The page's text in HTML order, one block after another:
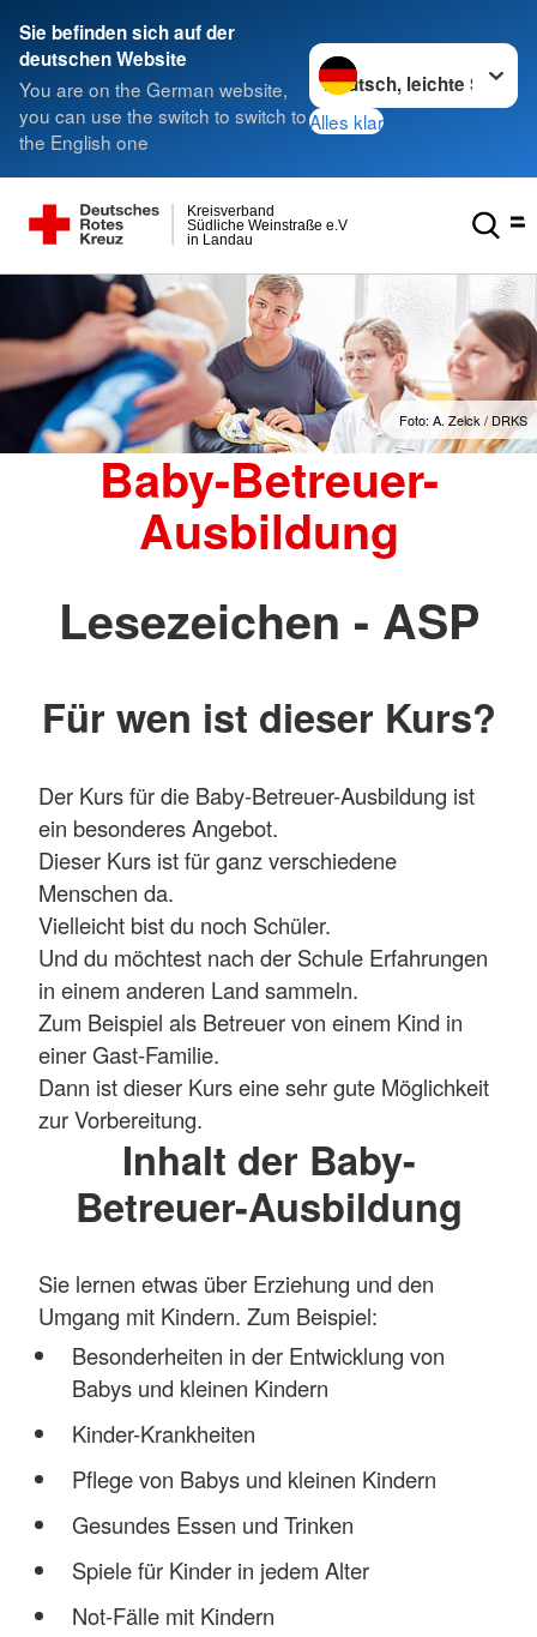
Sie befinden sich auf der
deutschen Website
You are on the German website,
you can use the switch to switch to
the English one
Sprache wechseln zu
Alles klar
in Landau
Südliche Weinstraße e.V
Kreisverband
Foto: A. Zelck / DRKS
Baby-Betreuer-
Ausbildung
Lesezeichen - ASP
Für wen ist dieser Kurs?
Der Kurs für die Baby-Betreuer-Ausbildung ist
ein besonderes Angebot.
Dieser Kurs ist für ganz verschiedene
Menschen da.
Vielleicht bist du noch Schüler.
Und du möchtest nach der Schule Erfahrungen
in einem anderen Land sammeln.
Zum Beispiel als Betreuer von einem Kind in
einer Gast-Familie.
Dann ist dieser Kurs eine sehr gute Möglichkeit
zur Vorbereitung.
Inhalt der Baby-
Betreuer-Ausbildung
Sie lernen etwas über Erziehung und den
Umgang mit Kindern. Zum Beispiel:
Besonderheiten in der Entwicklung von
Babys und kleinen Kindern
Kinder-Krankheiten
Pflege von Babys und kleinen Kindern
Gesundes Essen und Trinken
Spiele für Kinder in jedem Alter
Not-Fälle mit Kindern